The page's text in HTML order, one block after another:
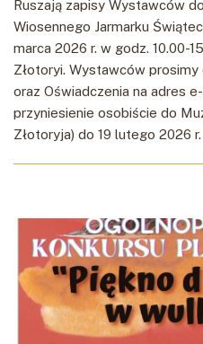
Ruszają zapisy Wystawców
Wiosennego Jarmarku
marca 2026 r. w godz. 10.00-
Złotoryi. Wystawców prosimy
oraz Oświadczenia na adres
przyniesienie osobiście do
Złotoryja) do 19 lutego 2026